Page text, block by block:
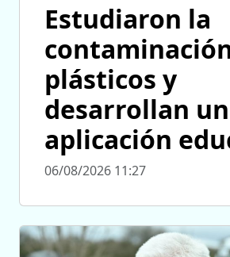
Estudiaron la
plásticos y
desarrollan
aplicación
06/08/2026 11:27